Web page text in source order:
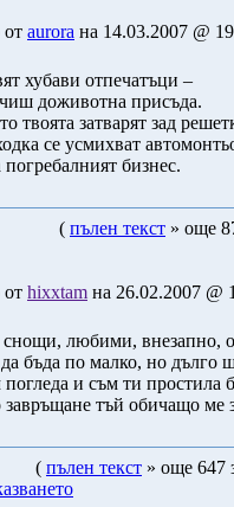
aurora на 14.03.2007 @
хубави отпечатъци –
доживотна присъда.
твоята затварят зад
се усмихват
бизнес.
( пълен текст » още
hixxtam на 26.02.2007 @
снощи, любими, внезапно,
бъда по малко, но дълго
и съм ти простила
завръщане тъй обичащо ме
( пълен текст » още 647